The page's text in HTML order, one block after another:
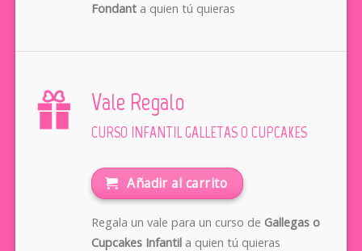
Fondanta quien tú quieras
Vale Regalo
CURSO INFANTIL GALLETAS O CUPCAKES
Añadir al carrito
Regala un vale para un curso de Gallegas o
Cupcakes Infantila quien tú quieras